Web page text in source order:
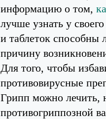
информацию о том,
лучше узнать у
и таблеток способны
причину
Для того, чтобы
противовирусные
Грипп можно лечить,
противогриппозной